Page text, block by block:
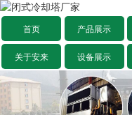
首页 产品展示
关于安来 设备展示